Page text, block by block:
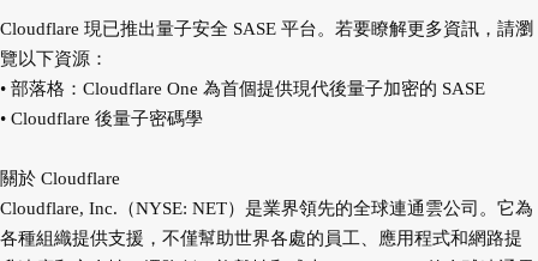
Cloudflare 現已推出量子安全 SASE 平台。若要瞭解更多資訊，請瀏
覽以下資源：
• 部落格：Cloudflare One 為首個提供現代後量子加密的 SASE
• Cloudflare 後量子密碼學
關於 Cloudflare
Cloudflare, Inc.（NYSE: NET）是業界領先的全球連通雲公司。它為
各種組織提供支援，不僅幫助世界各處的員工、應用程式和網路提